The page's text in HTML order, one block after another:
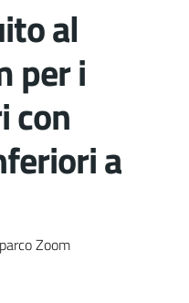
al
per i
con
a
Zoom